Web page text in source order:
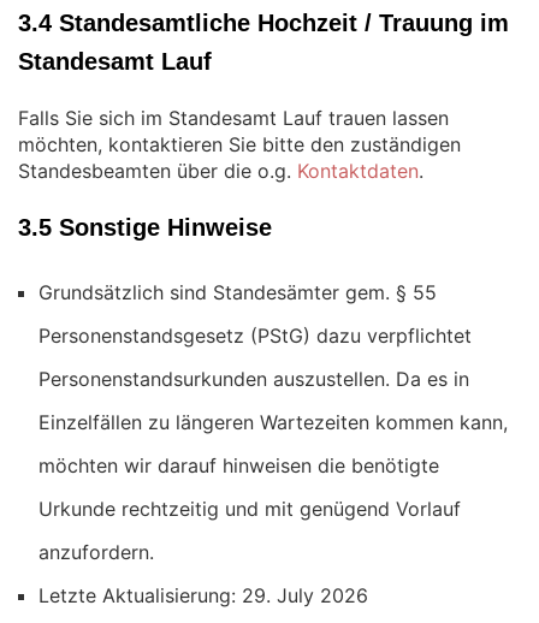
3.4 Standesamtliche Hochzeit / Trauung im
Standesamt Lauf
Falls Sie sich im Standesamt Lauf trauen lassen
möchten, kontaktieren Sie bitte den zuständigen
Standesbeamten über die o.g. Kontaktdaten.
3.5 Sonstige Hinweise
Grundsätzlich sind Standesämter gem. § 55
Personenstandsgesetz (PStG) dazu verpflichtet
Personenstandsurkunden auszustellen. Da es in
Einzelfällen zu längeren Wartezeiten kommen kann,
möchten wir darauf hinweisen die benötigte
Urkunde rechtzeitig und mit genügend Vorlauf
anzufordern.
Letzte Aktualisierung: 29. July 2026